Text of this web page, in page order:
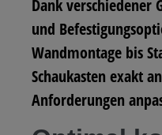
Dank verschiedener
und
Wandmontage bis
Schaukasten exakt
Anforderungen